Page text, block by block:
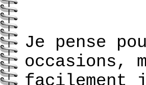
Je pense
occasions,
facilement